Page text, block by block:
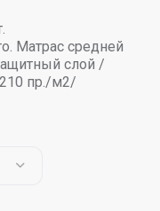
Матрас средней
слой /
пр./м2/